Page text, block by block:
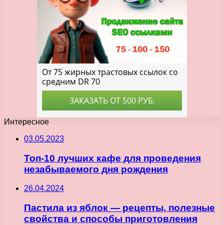
Интересное
03.05.2023
Топ-10 лучших кафе для проведения
незабываемого дня рождения
26.04.2024
Пастила из яблок — рецепты, полезные
свойства и способы приготовления